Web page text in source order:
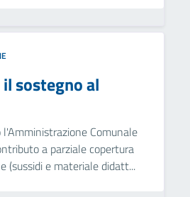
sostegno al
Comunale
a parziale copertura
(sussidi e materiale didatt...